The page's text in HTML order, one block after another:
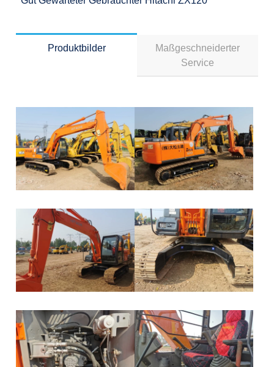
Produktbilder
Maßgeschneiderter
Service